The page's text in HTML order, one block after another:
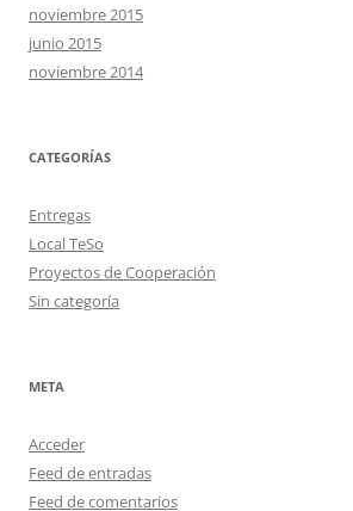
noviembre 2015
junio 2015
noviembre 2014
CATEGORÍAS
Entregas
Local TeSo
Proyectos de Cooperación
Sin categoría
META
Acceder
Feed de entradas
Feed de comentarios